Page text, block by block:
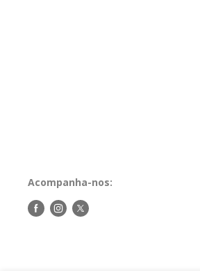
Acompanha-nos:
Siga-Siga-Siga-